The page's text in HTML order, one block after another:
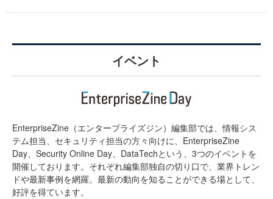
イベント
EnterpriseZine（エンタープライズジン）編集部では、情報シス
テム担当、セキュリティ担当の方々向けに、EnterpriseZine
Day、Security Online Day、DataTechという、3つのイベントを
開催しております。それぞれ編集部独自の切り口で、業界トレン
ドや最新事例を網羅。最新の動向を知ることができる場として、
好評を得ています。